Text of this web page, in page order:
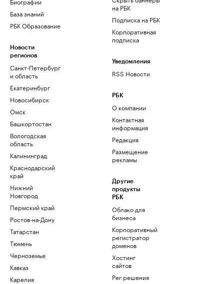
База знаний
РБК Образование
Новости
регионов
Санкт-Петербург
и область
Екатеринбург
Новосибирск
Омск
Башкортостан
Вологодская
область
Калининград
Краснодарский
край
Нижний
Новгород
Пермский край
Ростов-на-Дону
Татарстан
Тюмень
Черноземье
Кавказ
Карелия
на РБК
Подписка на РБК
Корпоративная
подписка
Уведомления
RSS Новости
РБК
О компании
Контактная
информация
Редакция
Размещение
рекламы
Другие
продукты
РБК
Облако для
бизнеса
Корпоративный
регистратор
доменов
Хостинг
сайтов
Рег.решения